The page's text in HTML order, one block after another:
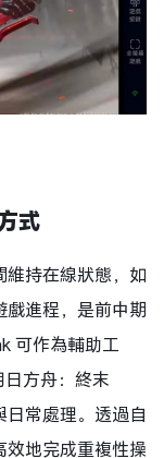
式
維持在線狀態，如
進程，是前中期
可作為輔助工
方舟：終末
常處理。透過自
效地完成重複性操